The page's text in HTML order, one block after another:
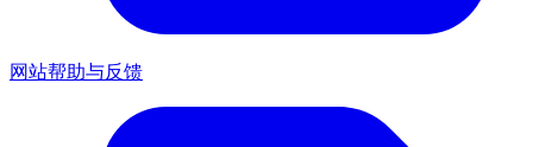
网站帮助与反馈